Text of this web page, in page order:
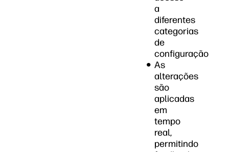
a
diferentes
categorias
de
configuração
As
alterações
são
aplicadas
em
tempo
real,
permitindo